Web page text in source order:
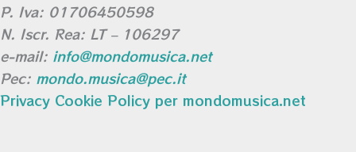
P. Iva: 01706450598
N. Iscr. Rea: LT – 106297
e-mail: info@mondomusica.net
Pec: mondo.musica@pec.it
Privacy Cookie Policy per mondomusica.net